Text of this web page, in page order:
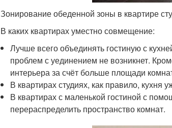
Зонирование обеденной зоны в квартире
В каких квартирах уместно совмещение:
Лучше всего объединять гостиную с
проблем с уединением не возникнет.
интерьера за счёт больше площади
В квартирах студиях, как правило, кухня
В квартирах с маленькой гостиной с
перераспределить пространство комнат.